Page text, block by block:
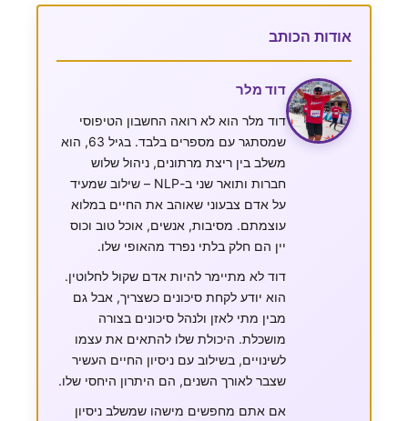
אודות הכותב
דוד מלר
דוד מלר הוא לא רואה החשבון הטיפוסי
שמסתגר עם מספרים בלבד. בגיל 63, הוא
משלב בין ריצת מרתונים, ניהול שלוש
חברות ותואר שני ב-NLP – שילוב שמעיד
על אדם צבעוני שאוהב את החיים במלוא
עוצמתם. מסיבות, אנשים, אוכל טוב וכוס
יין הם חלק בלתי נפרד מהאופי שלו.
דוד לא מתיימר להיות אדם שקול לחלוטין.
הוא יודע לקחת סיכונים כשצריך, אבל גם
מבין מתי לאזן ולנהל סיכונים בצורה
מושכלת. היכולת שלו להתאים את עצמו
לשינויים, בשילוב עם ניסיון החיים העשיר
שצבר לאורך השנים, הם היתרון היחסי שלו.
אם אתם מחפשים מישהו שמשלב ניסיון